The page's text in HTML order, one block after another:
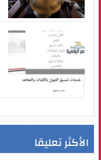
الأكثر تعليقا